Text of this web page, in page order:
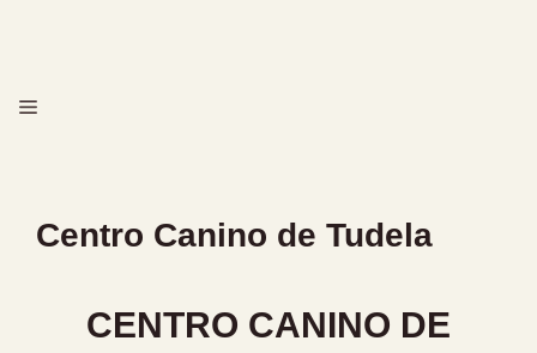
MENÚ
Centro Canino de Tudela
CENTRO CANINO DE